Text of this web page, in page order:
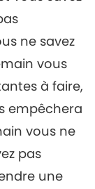
20
21 4141Vues
ne savez
vous
à faire,
empêchera
vous ne
pas
une